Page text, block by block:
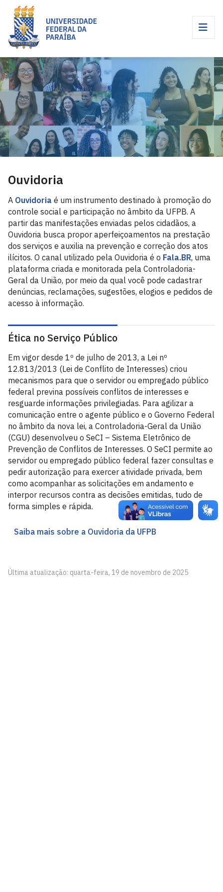
Ouvidoria
A Ouvidoria é um instrumento destinado à promoção do
controle social e participação no âmbito da UFPB. A
partir das manifestações enviadas pelos cidadãos, a
Ouvidoria busca propor aperfeiçoamentos na prestação
dos serviços e auxilia na prevenção e correção dos atos
ilícitos. O canal utilizado pela Ouvidoria é o Fala.BR, uma
plataforma criada e monitorada pela Controladoria-
Geral da União, por meio da qual você pode cadastrar
denúncias, reclamações, sugestões, elogios e pedidos de
acesso à informação.
Ética no Serviço Público
Em vigor desde 1º de julho de 2013, a Lei nº
12.813/2013 (Lei de Conflito de Interesses) criou
mecanismos para que o servidor ou empregado público
federal previna possíveis conflitos de interesses e
resguarde informações privilegiadas. Para agilizar a
comunicação entre o agente público e o Governo Federal
no âmbito da nova lei, a Controladoria-Geral da União
(CGU) desenvolveu o SeCI – Sistema Eletrônico de
Prevenção de Conflitos de Interesses. O SeCI permite ao
servidor ou empregado público federal fazer consultas e
pedir autorização para exercer atividade privada, bem
como acompanhar as solicitações em andamento e
interpor recursos contra as decisões emitidas, tudo de
forma simples e rápida.
Saiba mais sobre a Ouvidoria da UFPB
Última atualização: quarta-feira, 19 de novembro de 2025